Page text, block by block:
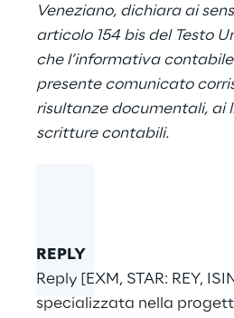
Veneziano, dichiara ai
articolo 154 bis del Testo
che l’informativa
presente comunicato
risultanze documentali, ai
scritture contabili.
REPLY
Reply [EXM, STAR: REY,
specializzata nella